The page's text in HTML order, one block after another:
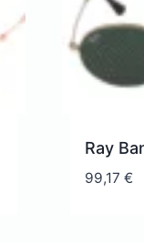
Ray
99,17 €